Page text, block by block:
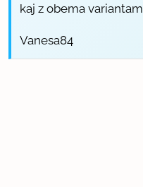
kaj z obema
Vanesa84